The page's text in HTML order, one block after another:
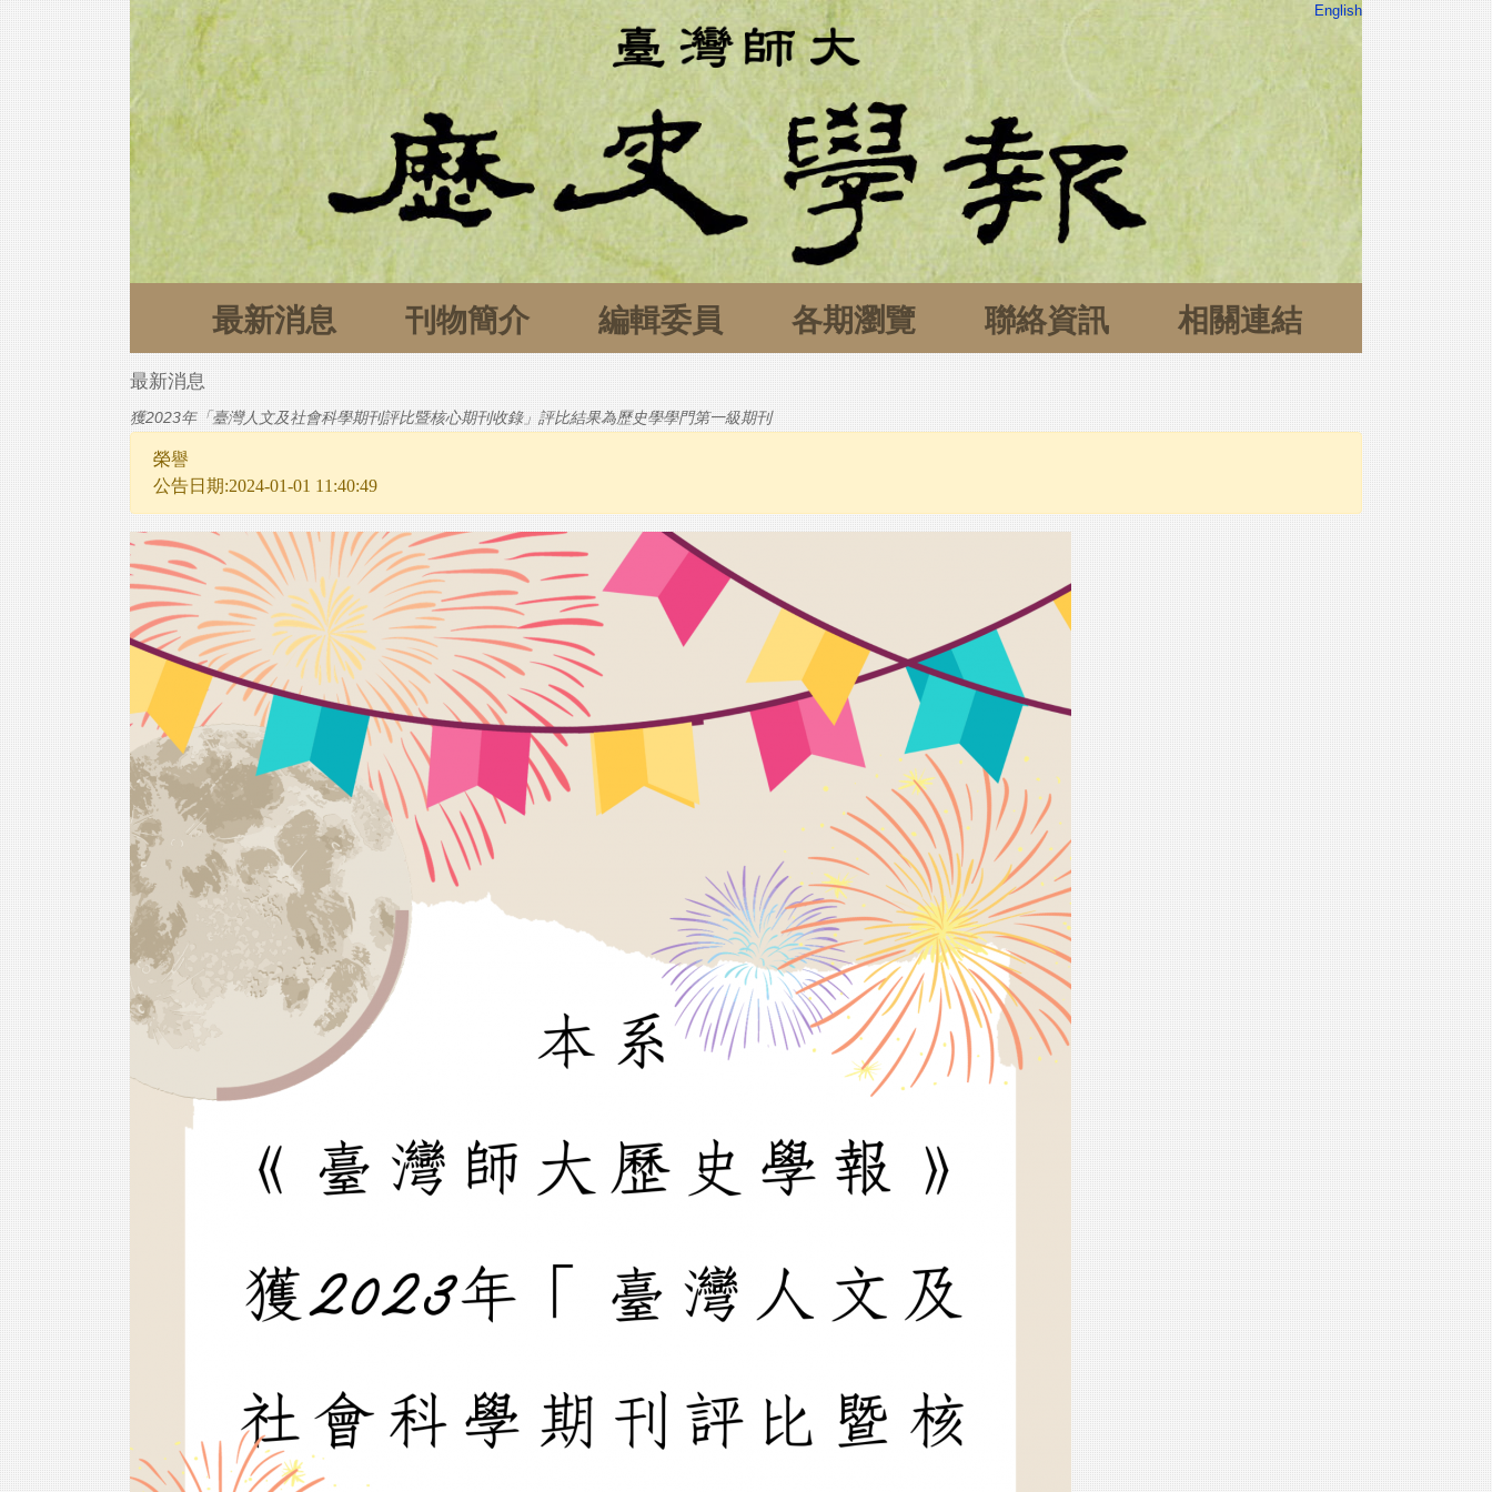
English
最新消息 刊物簡介 編輯委員 各期瀏覽 聯絡資訊 相關連結
最新消息
獲2023年「臺灣人文及社會科學期刊評比暨核心期刊收錄」評比結果為歷史學學門第一級期刊
榮譽
公告日期:2024-01-01 11:40:49